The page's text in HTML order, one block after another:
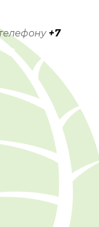
+7